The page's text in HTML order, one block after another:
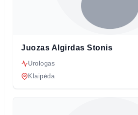
Juozas Algirdas Stonis
Urologas
Klaipėda